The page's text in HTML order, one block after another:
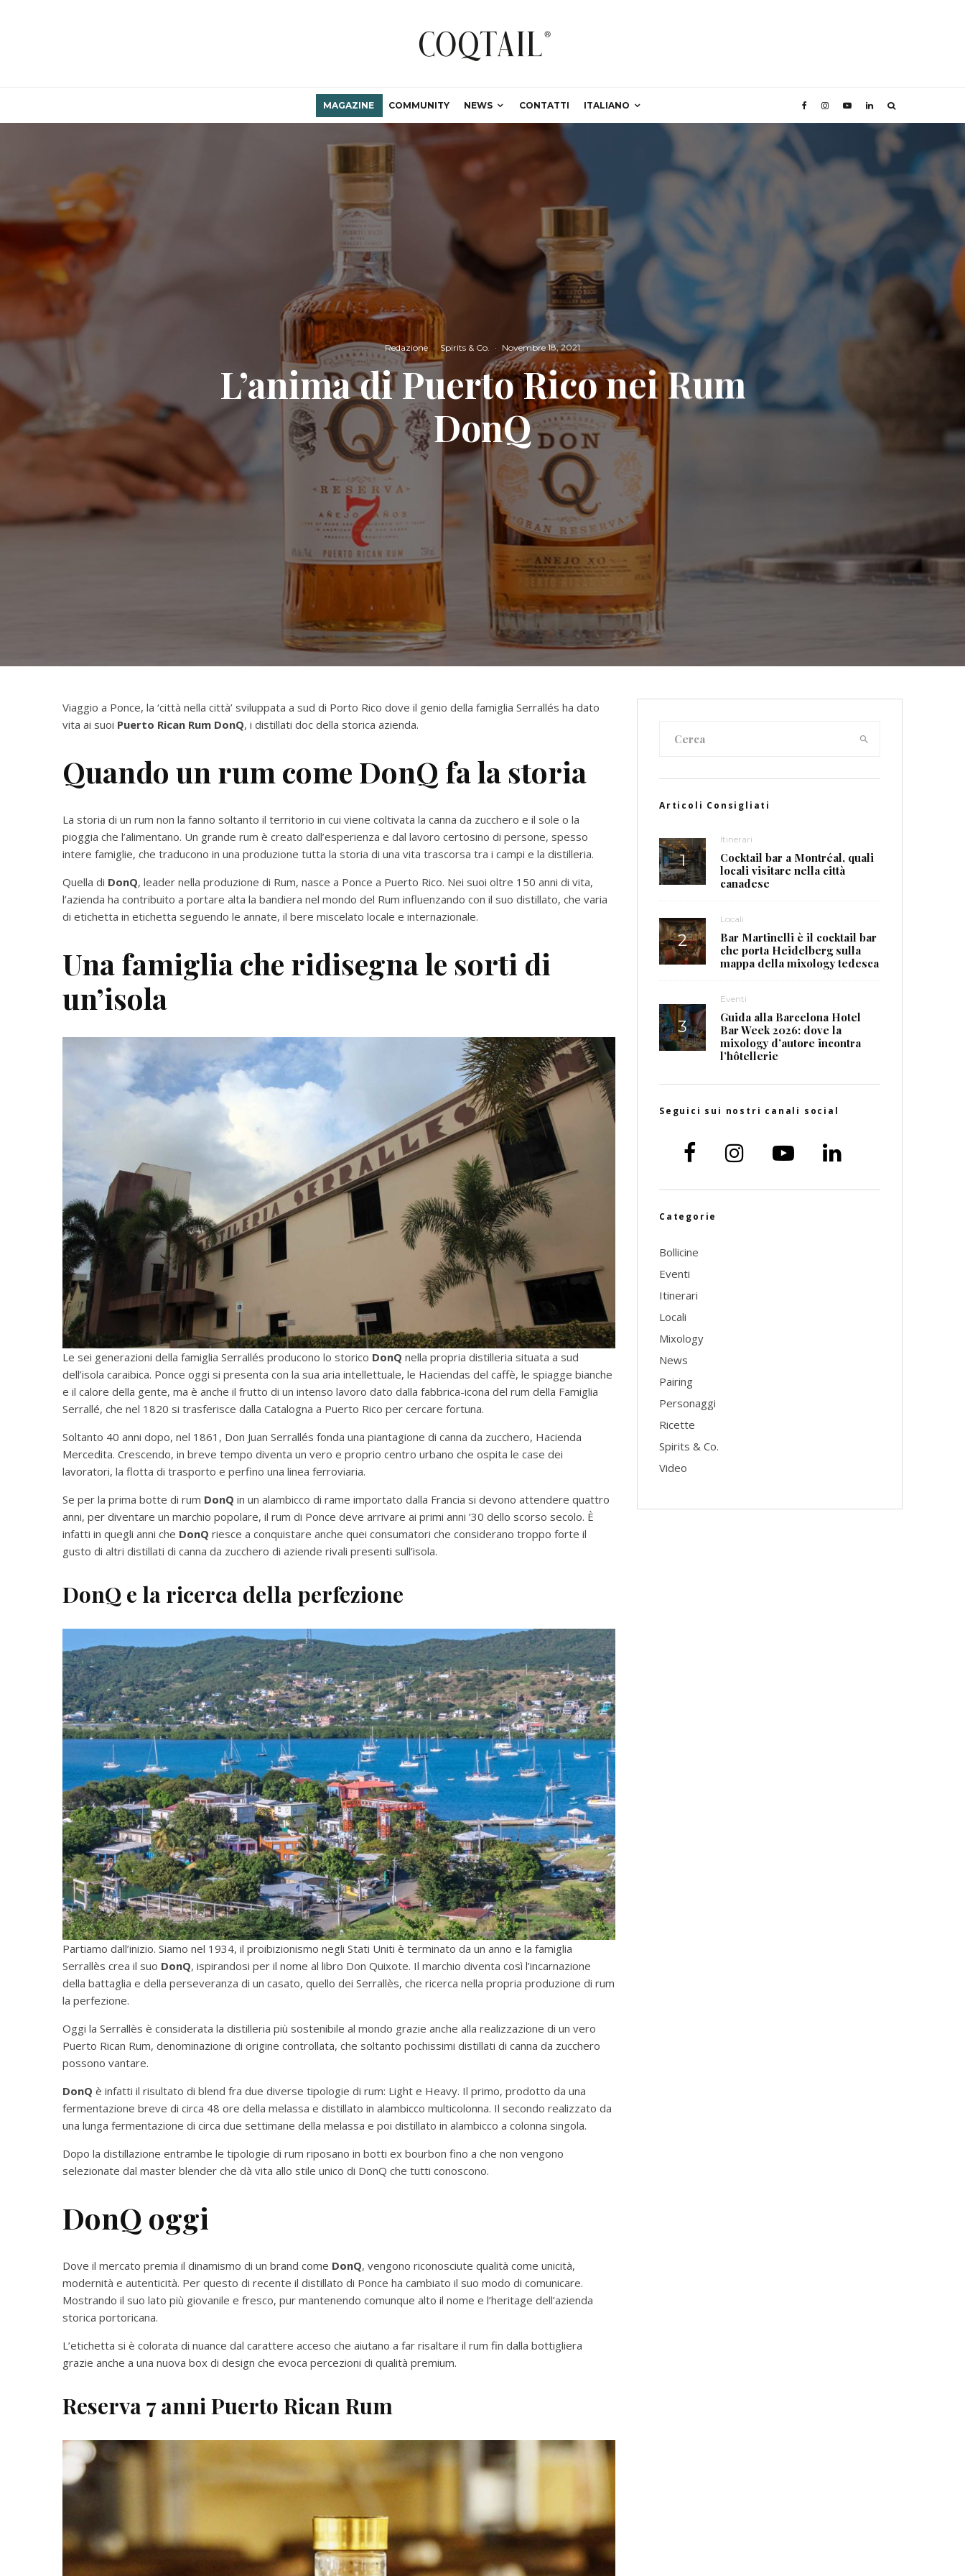
MAGAZINE COMMUNITY NEWS CONTATTI ITALIANO
Redazione · Spirits & Co. · Novembre 18, 2021
L’anima di Puerto Rico nei Rum
DonQ
Viaggio a Ponce, la ‘città nella città’ sviluppata a sud di Porto Rico dove il genio della famiglia Serrallés ha dato
vita ai suoi Puerto Rican Rum DonQ, i distillati doc della storica azienda.
Quando un rum come DonQ fa la storia
La storia di un rum non la fanno soltanto il territorio in cui viene coltivata la canna da zucchero e il sole o la
pioggia che l’alimentano. Un grande rum è creato dall’esperienza e dal lavoro certosino di persone, spesso
intere famiglie, che traducono in una produzione tutta la storia di una vita trascorsa tra i campi e la distilleria.
Quella di DonQ, leader nella produzione di Rum, nasce a Ponce a Puerto Rico. Nei suoi oltre 150 anni di vita,
l’azienda ha contribuito a portare alta la bandiera nel mondo del Rum influenzando con il suo distillato, che varia
di etichetta in etichetta seguendo le annate, il bere miscelato locale e internazionale.
Una famiglia che ridisegna le sorti di
un’isola
Le sei generazioni della famiglia Serrallés producono lo storico DonQ nella propria distilleria situata a sud
dell’isola caraibica. Ponce oggi si presenta con la sua aria intellettuale, le Haciendas del caffè, le spiagge bianche
e il calore della gente, ma è anche il frutto di un intenso lavoro dato dalla fabbrica-icona del rum della Famiglia
Serrallé, che nel 1820 si trasferisce dalla Catalogna a Puerto Rico per cercare fortuna.
Soltanto 40 anni dopo, nel 1861, Don Juan Serrallés fonda una piantagione di canna da zucchero, Hacienda
Mercedita. Crescendo, in breve tempo diventa un vero e proprio centro urbano che ospita le case dei
lavoratori, la flotta di trasporto e perfino una linea ferroviaria.
Se per la prima botte di rum DonQ in un alambicco di rame importato dalla Francia si devono attendere quattro
anni, per diventare un marchio popolare, il rum di Ponce deve arrivare ai primi anni ’30 dello scorso secolo. È
infatti in quegli anni che DonQ riesce a conquistare anche quei consumatori che considerano troppo forte il
gusto di altri distillati di canna da zucchero di aziende rivali presenti sull’isola.
DonQ e la ricerca della perfezione
Partiamo dall’inizio. Siamo nel 1934, il proibizionismo negli Stati Uniti è terminato da un anno e la famiglia
Serrallès crea il suo DonQ, ispirandosi per il nome al libro Don Quixote. Il marchio diventa così l’incarnazione
della battaglia e della perseveranza di un casato, quello dei Serrallès, che ricerca nella propria produzione di rum
la perfezione.
Oggi la Serrallès è considerata la distilleria più sostenibile al mondo grazie anche alla realizzazione di un vero
Puerto Rican Rum, denominazione di origine controllata, che soltanto pochissimi distillati di canna da zucchero
possono vantare.
DonQ è infatti il risultato di blend fra due diverse tipologie di rum: Light e Heavy. Il primo, prodotto da una
fermentazione breve di circa 48 ore della melassa e distillato in alambicco multicolonna. Il secondo realizzato da
una lunga fermentazione di circa due settimane della melassa e poi distillato in alambicco a colonna singola.
Dopo la distillazione entrambe le tipologie di rum riposano in botti ex bourbon fino a che non vengono
selezionate dal master blender che dà vita allo stile unico di DonQ che tutti conoscono.
DonQ oggi
Dove il mercato premia il dinamismo di un brand come DonQ, vengono riconosciute qualità come unicità,
modernità e autenticità. Per questo di recente il distillato di Ponce ha cambiato il suo modo di comunicare.
Mostrando il suo lato più giovanile e fresco, pur mantenendo comunque alto il nome e l’heritage dell’azienda
storica portoricana.
L’etichetta si è colorata di nuance dal carattere acceso che aiutano a far risaltare il rum fin dalla bottigliera
grazie anche a una nuova box di design che evoca percezioni di qualità premium.
Reserva 7 anni Puerto Rican Rum
Articoli Consigliati
Itinerari
Cocktail bar a Montréal, quali
locali visitare nella città
canadese
Locali
Bar Martinelli è il cocktail bar
che porta Heidelberg sulla
mappa della mixology tedesca
Eventi
Guida alla Barcelona Hotel
Bar Week 2026: dove la
mixology d’autore incontra
l’hôtellerie
Seguici sui nostri canali social
Categorie
Bollicine
Eventi
Itinerari
Locali
Mixology
News
Pairing
Personaggi
Ricette
Spirits & Co.
Video